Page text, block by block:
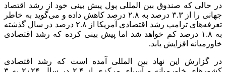
در حالی که صندوق بین المللی پول پیش بینی خود از رشد اقتصاد
جهانی را از ۳.۳ درصد به ۲.۸ درصد کاهش
داده و می‌گوید به خاطر
تعرفه‌های ترامپ رشد اقتصادی آمریکا از ۲.۸ درصد در سال گذشته
به ۱.۸ درصد کم خواهد شد
اما پیش بینی کرده که رشد اقتصادی
خاورمیانه افزایش یابد.
در گزارش این نهاد بین المللی آمده است که رشد اقتصادی